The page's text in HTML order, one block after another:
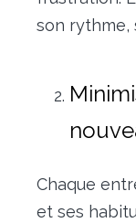
son rythme,
Chaque
et ses